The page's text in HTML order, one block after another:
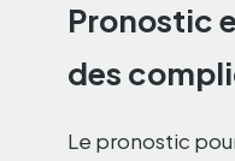
Pronostic
des
Le pronostic